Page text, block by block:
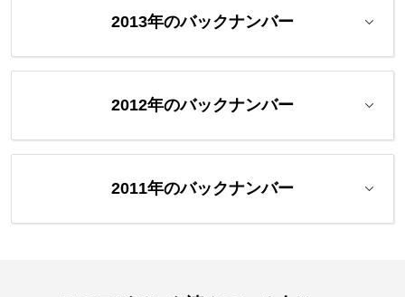
2013年のバックナンバー
2012年のバックナンバー
2011年のバックナンバー